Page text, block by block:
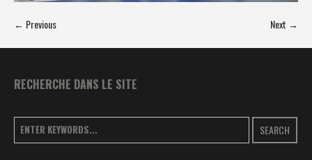
← Previous Next →
RECHERCHE DANS LE SITE
SEARCH